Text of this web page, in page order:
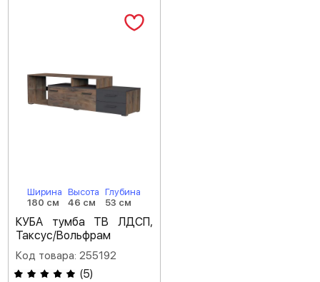
Ширина
180 см
Высота
46 см
Глубина
53 см
КУБА тумба ТВ ЛДСП,
Таксус/Вольфрам
Код товара: 255192
(5)